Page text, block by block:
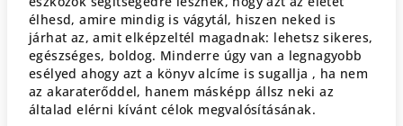
élhesd, amire mindig is vágytál, hiszen neked is
járhat az, amit elképzeltél magadnak: lehetsz sikeres,
egészséges, boldog. Minderre úgy van a legnagyobb
esélyed ahogy azt a könyv alcíme is sugallja , ha nem
az akaraterőddel, hanem másképp állsz neki az
általad elérni kívánt célok megvalósításának.